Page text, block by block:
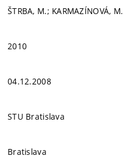
ŠTRBA, M.; KARMAZÍNOVÁ, M.
2010
04.12.2008
STU Bratislava
Bratislava